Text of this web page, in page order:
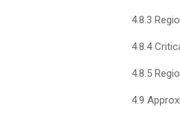
4.8.3
4.8.4
4.8.5
4.9